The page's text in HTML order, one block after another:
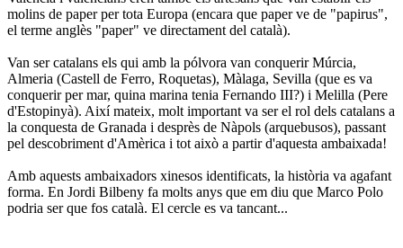
molins de paper per tota Europa (encara que paper ve de "papirus",
el terme anglès "paper" ve directament del català).
Van ser catalans els qui amb la pólvora van conquerir Múrcia,
Almeria (Castell de Ferro, Roquetas), Màlaga, Sevilla (que es va
conquerir per mar, quina marina tenia Fernando III?) i Melilla (Pere
d'Estopinyà). Així mateix, molt important va ser el rol dels catalans a
la conquesta de Granada i desprès de Nàpols (arquebusos), passant
pel descobriment d'Amèrica i tot això a partir d'aquesta ambaixada!
Amb aquests ambaixadors xinesos identificats, la història va agafant
forma. En Jordi Bilbeny fa molts anys que em diu que Marco Polo
podria ser que fos català. El cercle es va tancant...